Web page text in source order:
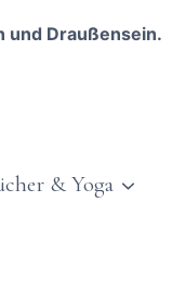
und Draußensein.
& Yoga